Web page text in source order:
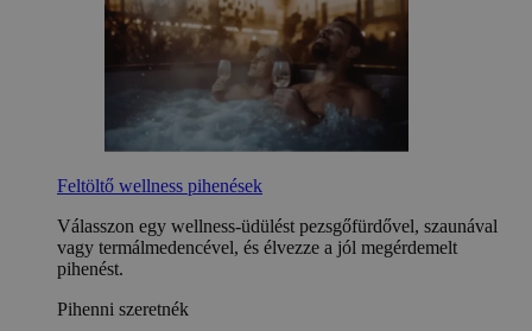
Feltöltő wellness pihenések
Válasszon egy wellness-üdülést pezsgőfürdővel, szaunával
vagy termálmedencével, és élvezze a jól megérdemelt
pihenést.
Pihenni szeretnék